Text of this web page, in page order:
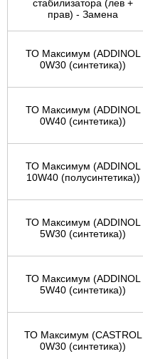
стабилизатора (лев +
прав) - Замена
ТО Максимум (ADDINOL
0W30 (синтетика))
ТО Максимум (ADDINOL
0W40 (синтетика))
ТО Максимум (ADDINOL
10W40 (полусинтетика))
ТО Максимум (ADDINOL
5W30 (синтетика))
ТО Максимум (ADDINOL
5W40 (синтетика))
ТО Максимум (CASTROL
0W30 (синтетика))